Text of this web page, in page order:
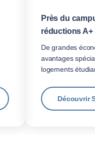
Près du
réductions A+
De grandes
avantages
logements
Découvrir